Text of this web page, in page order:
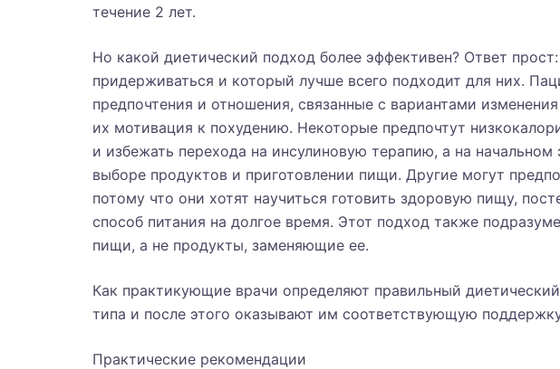
течение 2 лет.
Но какой диетический подход более эффективен? Ответ
придерживаться и который лучше всего подходит для них.
предпочтения и отношения, связанные с вариантами
их мотивация к похудению. Некоторые предпочтут
и избежать перехода на инсулиновую терапию, а на
выборе продуктов и приготовлении пищи. Другие могут
потому что они хотят научиться готовить здоровую пищу,
способ питания на долгое время. Этот подход также
пищи, а не продукты, заменяющие ее.
Как практикующие врачи определяют правильный
типа и после этого оказывают им соответствующую
Практические рекомендации